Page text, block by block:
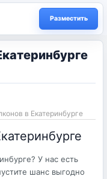
Разместить
в Екатеринбурге
У нас есть
шанс выгодно